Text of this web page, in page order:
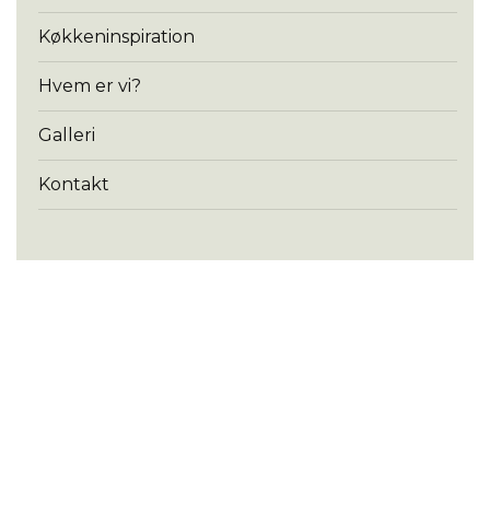
Køkkeninspiration
Hvem er vi?
Galleri
Kontakt